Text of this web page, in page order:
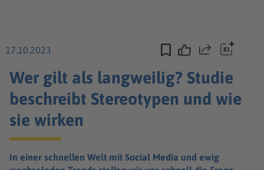
17.10.2023 Teilen
Wer gilt als langweilig? Studie
beschreibt Stereotypen und wie
sie wirken
In einer schnellen Welt mit Social Media und ewig